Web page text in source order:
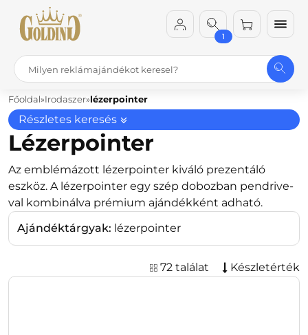
1
Főoldal Irodaszer lézerpointer
Részletes keresés
Lézerpointer
Az emblémázott lézerpointer kiváló prezentáló
eszköz. A lézerpointer egy szép dobozban pendrive-
val kombinálva prémium ajándékként adható.
Ajándéktárgyak: lézerpointer
72 találat Készletérték